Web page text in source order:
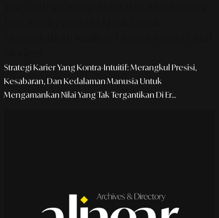
Strategi Karier Yang Kontra-Intuitif: Merangkul Presisi,
Kesabaran, Dan Kedalaman Manusia Untuk
Mengamankan Nilai Yang Tak Tergantikan Di Er...